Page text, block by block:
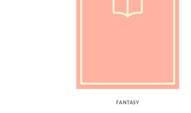
FANTASY